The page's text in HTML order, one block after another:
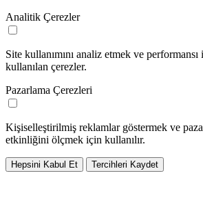
Analitik Çerezler
Site kullanımını analiz etmek ve
kullanılan çerezler.
Pazarlama Çerezleri
Kişiselleştirilmiş reklamlar göstermek ve
etkinliğini ölçmek için kullanılır.
Hepsini Kabul Et Tercihleri Kaydet